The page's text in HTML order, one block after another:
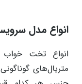
انواع مدل
انواع تخت خواب
متریال‌های